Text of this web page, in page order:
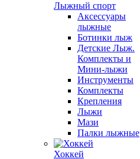
Лыжный спорт
Аксессуары
лыжные
Ботинки лыж
Детские Лыж.
Комплекты и
Мини-лыжи
Инструменты
Комплекты
Крепления
Лыжи
Мази
Палки лыжные
Хоккей